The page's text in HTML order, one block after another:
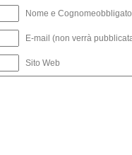
Nome e
E-mail (non verrà
Sito Web